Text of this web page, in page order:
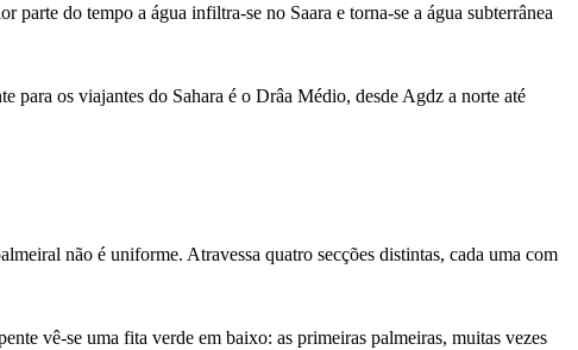
do tempo a água infiltra-se no Saara e torna-se a água subterrânea
para os viajantes do Sahara é o Drâa Médio, desde Agdz a norte até
não é uniforme. Atravessa quatro secções distintas, cada uma com
vê-se uma fita verde em baixo: as primeiras palmeiras, muitas vezes